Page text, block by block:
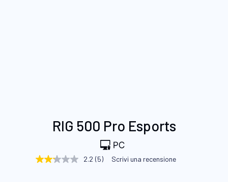
galleria
RIG 500 Pro Esports
2.2 2.2 (5) Scrivi una recensione